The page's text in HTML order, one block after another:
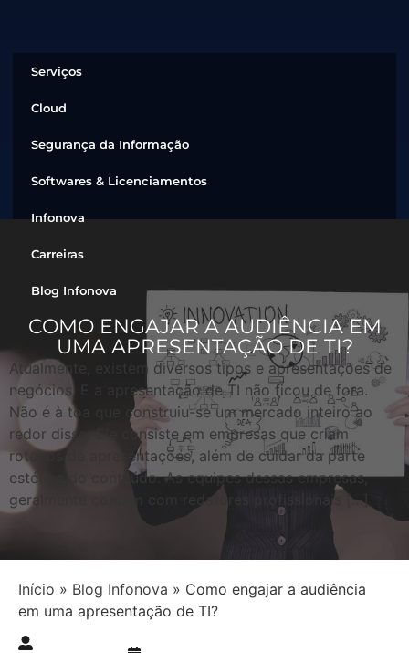
Serviços
Cloud
Segurança da Informação
Softwares & Licenciamentos
Infonova
Carreiras
Blog Infonova
COMO ENGAJAR A AUDIÊNCIA EM
UMA APRESENTAÇÃO DE TI?
Atualmente, existem diversos tipos e apresentações de
negócios. E a apresentação de TI não ficou de fora.
Não é à toa que construiu-se um mercado inteiro ao
redor disso. Ele consiste em empresas que criam
roteiros de apresentações, além de cuidar da parte
estética do conteúdo. As equipes dessas empresas,
geralmente contam com redatores profissionais […]
Início » Blog Infonova » Como engajar a audiência
em uma apresentação de TI?